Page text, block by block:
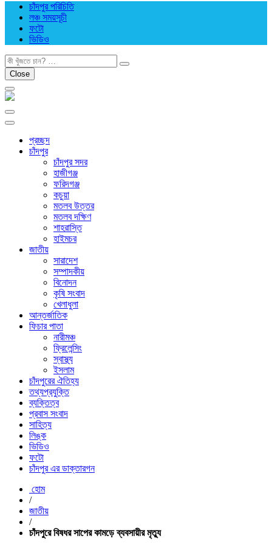
চাঁদপুর পরিচিতি
লঞ্চ সময়সূচী
ফটো
ভিডিও
খুজুন
Close
প্রচ্ছদ
চাঁদপুর
চাঁদপুর সদর
হাজীগঞ্জ
ফরিদগঞ্জ
কচুয়া
মতলব উত্তর
মতলব দক্ষিণ
শাহরাস্তি
হাইমচর
জাতীয়
সারাদেশ
সম্পাদকীয়
বিনোদন
কৃষি সংবাদ
খেলাধুলা
আন্তর্জাতিক
ফিচার পাতা
নারীমঞ্চ
ফ্রিলেন্সিং
স্বাস্থ্য
ইসলাম
চাঁদপুরের ঐতিহ্য
তথ্যপ্রযুক্তি
ব্যক্তিত্ব
প্রবাস সংবাদ
সাহিত্য
লিঙ্ক
ভিডিও
ফটো
চাঁদপুর এর ডাক্তারগন
হোম
/
জাতীয়
/
চাঁদপুরে বিষধর সাপের কামড়ে ব্যবসায়ীর মৃত্যু